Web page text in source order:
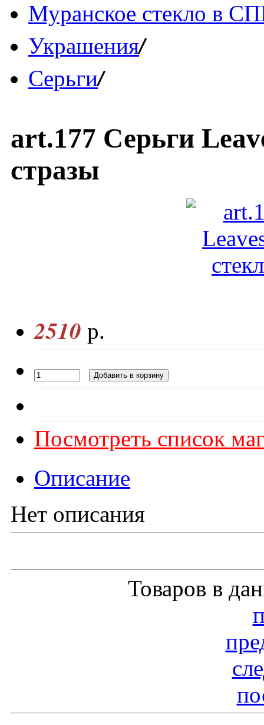
Муранское стекло в
Украшения/
Серьги/
art.177 Серьги
стразы
2510 р.
Посмотреть список
Описание
Нет описания
Товаров в